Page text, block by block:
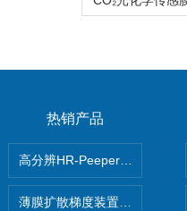
热销产品
高分辨HR-Peeper采样器孔隙
薄膜扩散梯度装置 Agl DGT